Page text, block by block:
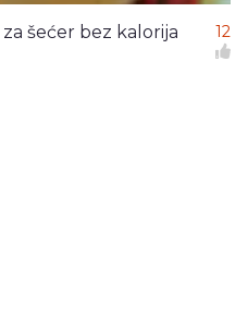
šećer bez kalorija 12